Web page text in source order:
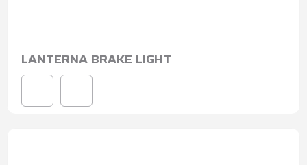
LANTERNA BRAKE LIGHT